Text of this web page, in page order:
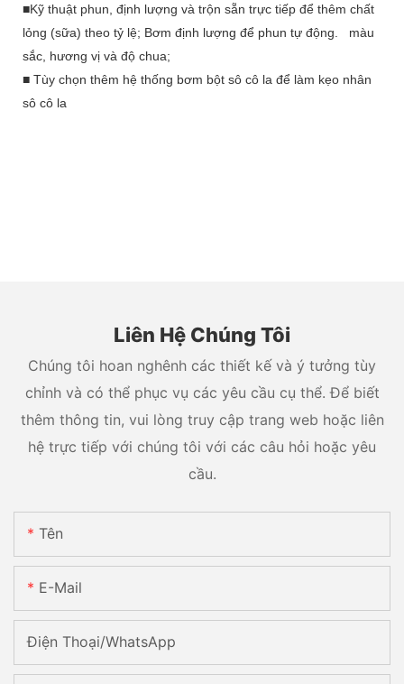
■Kỹ thuật phun, định lượng và trộn sẵn trực tiếp để thêm chất
lỏng (sữa) theo tỷ lệ; Bơm định lượng để phun tự động.
màu
sắc, hương vị và độ chua;
■ Tùy chọn thêm hệ thống bơm bột sô cô la để làm kẹo nhân
sô cô la
Liên Hệ Chúng Tôi
Chúng tôi hoan nghênh các thiết kế và ý tưởng tùy
chỉnh và có thể phục vụ các yêu cầu cụ thể. Để biết
thêm thông tin, vui lòng truy cập trang web hoặc liên
hệ trực tiếp với chúng tôi với các câu hỏi hoặc yêu
cầu.
Tên
E-Mail
Điện Thoại/WhatsApp